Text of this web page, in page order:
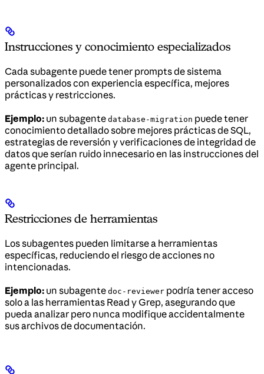
Instrucciones y conocimiento especializados
Cada subagente puede tener prompts de sistema
personalizados con experiencia específica, mejores
prácticas y restricciones.
Ejemplo: un subagente database-migration puede tener
conocimiento detallado sobre mejores prácticas de SQL,
estrategias de reversión y verificaciones de integridad de
datos que serían ruido innecesario en las instrucciones del
agente principal.
Restricciones de herramientas
Los subagentes pueden limitarse a herramientas
específicas, reduciendo el riesgo de acciones no
intencionadas.
Ejemplo: un subagente doc-reviewer podría tener acceso
solo a las herramientas Read y Grep, asegurando que
pueda analizar pero nunca modifique accidentalmente
sus archivos de documentación.